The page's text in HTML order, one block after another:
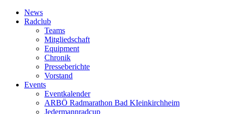
News
Radclub
Teams
Mitgliedschaft
Equipment
Chronik
Presseberichte
Vorstand
Events
Eventkalender
ARBÖ Radmarathon Bad KIeinkirchheim
Jedermannradcup